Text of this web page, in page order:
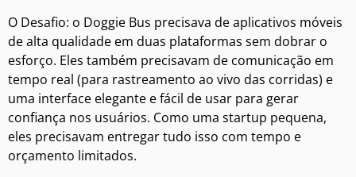
O Desafio: o Doggie Bus precisava de aplicativos móveis
de alta qualidade em duas plataformas sem dobrar o
esforço. Eles também precisavam de comunicação em
tempo real (para rastreamento ao vivo das corridas) e
uma interface elegante e fácil de usar para gerar
confiança nos usuários. Como uma startup pequena,
eles precisavam entregar tudo isso com tempo e
orçamento limitados.